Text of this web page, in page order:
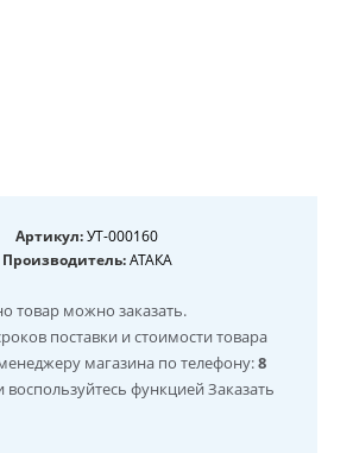
Артикул:УТ-000160
Производитель:АТАКА
товар можно заказать.
поставки и стоимости товара
магазина по телефону:8
воспользуйтесь функцией Заказать